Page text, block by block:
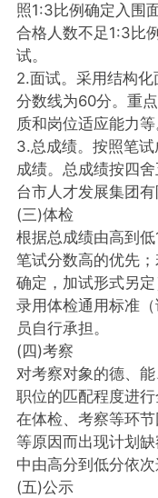
照1:3比例确定入围
合格人数不足1:3比
试。
2.面试。采用结构
分数线为60分。重
质和岗位适应能力等
3.总成绩。按照笔
成绩。总成绩按四
台市人才发展集团有
(三)体检
根据总成绩由高到
笔试分数高的优先
确定，加试形式另
录用体检通用标准
员自行承担。
(四)考察
对考察对象的德、
职位的匹配程度进行
在体检、考察等环
等原因而出现计划
中由高分到低分依次
(五)公示